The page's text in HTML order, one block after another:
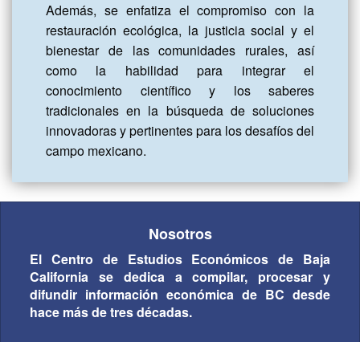
Además, se enfatiza el compromiso con la
restauración ecológica, la justicia social y el
bienestar de las comunidades rurales, así
como la habilidad para integrar el
conocimiento científico y los saberes
tradicionales en la búsqueda de soluciones
innovadoras y pertinentes para los desafíos del
campo mexicano.
Nosotros
El Centro de Estudios Económicos de Baja
California se dedica a compilar, procesar y
difundir información económica de BC desde
hace más de tres décadas.